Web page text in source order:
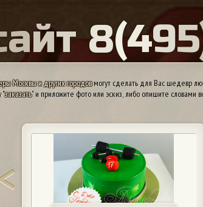
айт 8(495
Москвы и других городовмогут сделать для Вас шедевр
"заказать" и приложите фото или эскиз, либо опишите словами